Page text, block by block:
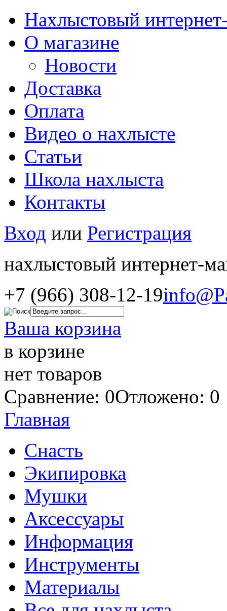
Нахлыстовый
О магазине
Новости
Доставка
Оплата
Видео о нахлысте
Статьи
Школа нахлыста
Контакты
Вход или Регистрация
нахлыстовый интернет-
+7 (966) 308-12-19
Ваша корзина
в корзине
нет товаров
Сравнение: 0Отложено: 0
Главная
Снасть
Экипировка
Мушки
Аксессуары
Информация
Инструменты
Материалы